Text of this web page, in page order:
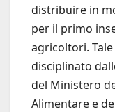
distribuire in
per il primo
agricoltori.
disciplinato
del Ministero
Alimentare e